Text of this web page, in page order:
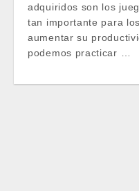
adquiridos son los
tan importante para
aumentar su
podemos practicar …